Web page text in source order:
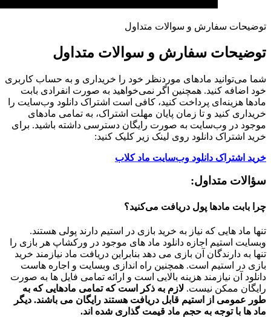
توضیحات سفارش و سوالات متداول
توضیحات سفارش و سوالات متداول
شما می‌توانید مادهای موردنظر خود را خریداری و به حساب کاربری
خود اضافه کنید. همچنین اگر نمی‌خواهید به صورت انفرادی بابت
مادها هزینه‌ای پرداخت کنید، کافی است اشتراک دانلود وب‌سایت را
خریداری کنید و تا زمان پایان مهلت اشتراک، به تمامی مادهای
موجود در وب‌سایت به صورت رایگان دسترسی داشته باشید. برای
خرید اشتراک دانلود روی لینک زیر کلیک کنید:
خرید اشتراک دانلود وب‌سایت ماد کلاب
سؤالات متداول:
چرا بابت مادها پول دریافت می‌کنید؟
تنها ماد هایی که نیاز به خرید بازی در استیم دارند پولی هستند.
وبسایت استیم اجازه دانلود ماد های موجود در ورکشاپ هر بازی را
تنها به دارندگان آن بازی می دهد بنابراین دریافت ماد نیازمند خرید
بازی در استیم است. همچنین راه اندازی وبسایت و اجاره هاست
دانلود آن نیازمند هزینه بالایی است و ارائه تمامی فایل ها به صورت
رایگان ممکن نیست. لازم به ذکر است که تمامی مادهایی که به
طور عمومی از استیم قابل دریافت هستند رایگان می باشند. دیگر
ماد ها با توجه به حجم ماد قیمت گذاری شده اند.